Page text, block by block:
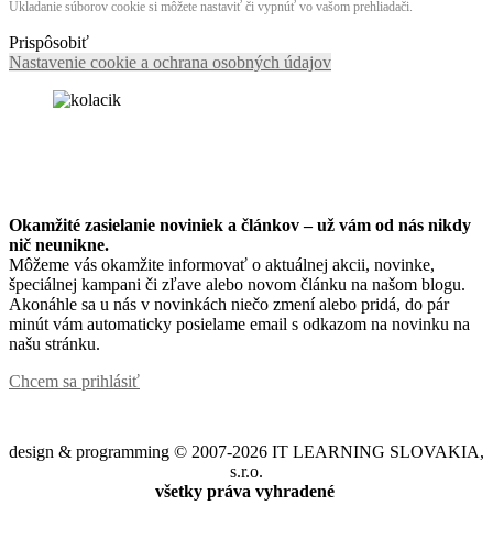
Ukladanie súborov cookie si môžete nastaviť či vypnúť vo vašom prehliadači.
Prispôsobiť
Nastavenie cookie a ochrana osobných údajov
Okamžité zasielanie noviniek a článkov – už vám od nás nikdy
nič neunikne.
Môžeme vás okamžite informovať o aktuálnej akcii, novinke,
špeciálnej kampani či zľave alebo novom článku na našom blogu.
Akonáhle sa u nás v novinkách niečo zmení alebo pridá, do pár
minút vám automaticky posielame email s odkazom na novinku na
našu stránku.
Chcem sa prihlásiť
design & programming © 2007-2026 IT LEARNING SLOVAKIA,
s.r.o.
všetky práva vyhradené